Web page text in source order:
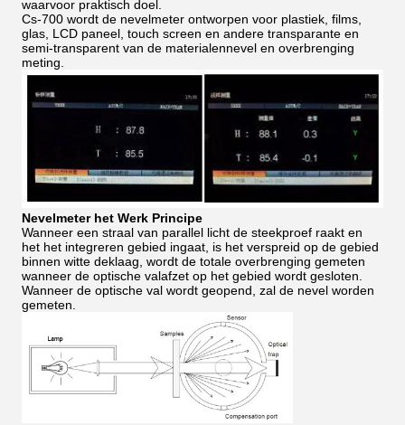
waarvoor praktisch doel.
Cs-700 wordt de nevelmeter ontworpen voor plastiek, films,
glas, LCD paneel, touch screen en andere transparante en
semi-transparent van de materialennevel en overbrenging
meting.
Nevelmeter het Werk Principe
Wanneer een straal van parallel licht de steekproef raakt en
het het integreren gebied ingaat, is het verspreid op de gebied
binnen witte deklaag, wordt de totale overbrenging gemeten
wanneer de optische valafzet op het gebied wordt gesloten.
Wanneer de optische val wordt geopend, zal de nevel worden
gemeten.